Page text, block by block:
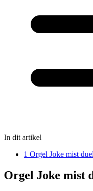
In dit artikel
1 Orgel Joke mist
Orgel Joke mist